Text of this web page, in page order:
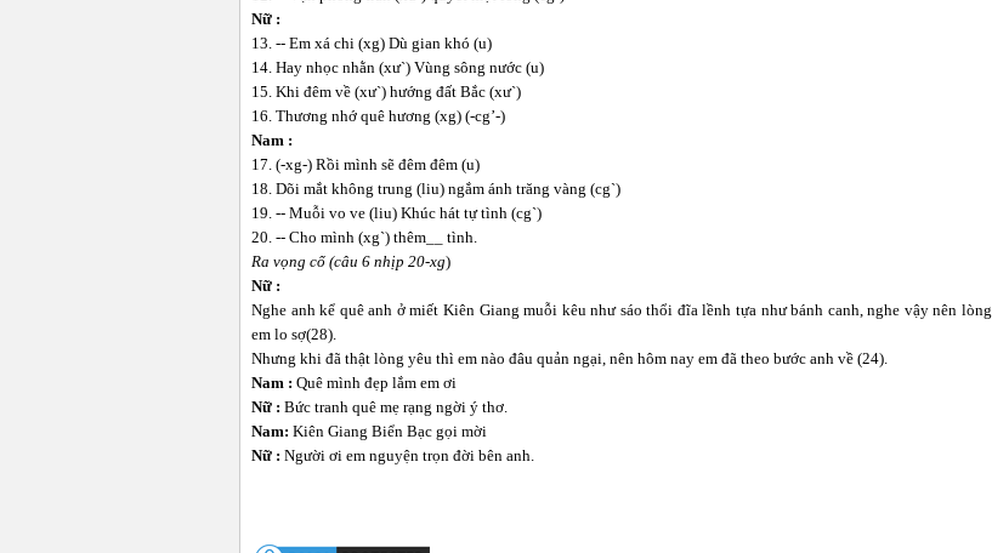
Nữ :
13. -- Em xá chi (xg) Dù gian khó (u)
14. Hay nhọc nhằn (xư`) Vùng sông nước (u)
15. Khi đêm về (xư`) hướng đất Bắc (xư`)
16. Thương nhớ quê hương (xg) (-cg’-)
Nam :
17. (-xg-) Rồi mình sẽ đêm đêm (u)
18. Dõi mắt không trung (liu) ngắm ánh trăng vàng (cg`)
19. -- Muỗi vo ve (liu) Khúc hát tự tình (cg`)
20. -- Cho mình (xg`) thêm__ tình.
Ra vọng cổ (câu 6 nhịp 20-xg)
Nữ :
Nghe anh kể quê anh ở miết Kiên Giang muỗi kêu như sáo thổi đĩa lềnh tựa như bánh canh, nghe vậy nên lòng
em lo sợ(28).
Nhưng khi đã thật lòng yêu thì em nào đâu quản ngại, nên hôm nay em đã theo bước anh về (24).
Nam : Quê mình đẹp lắm em ơi
Nữ : Bức tranh quê mẹ rạng ngời ý thơ.
Nam: Kiên Giang Biển Bạc gọi mời
Nữ : Người ơi em nguyện trọn đời bên anh.